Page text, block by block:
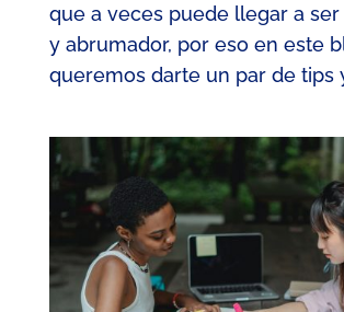
que a veces puede llegar a
y abrumador, por eso en este
queremos darte un par de tips